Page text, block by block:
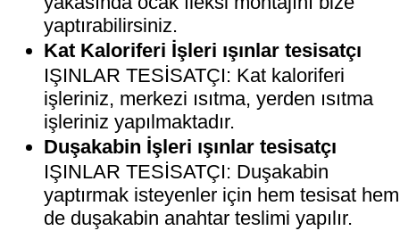
yaptırabilirsiniz.
Kat Kaloriferi İşleri ışınlar tesisatçı
IŞINLAR TESİSATÇI: Kat kaloriferi
işleriniz, merkezi ısıtma, yerden ısıtma
işleriniz yapılmaktadır.
Duşakabin İşleri ışınlar tesisatçı
IŞINLAR TESİSATÇI: Duşakabin
yaptırmak isteyenler için hem tesisat hem
de duşakabin anahtar teslimi yapılır.